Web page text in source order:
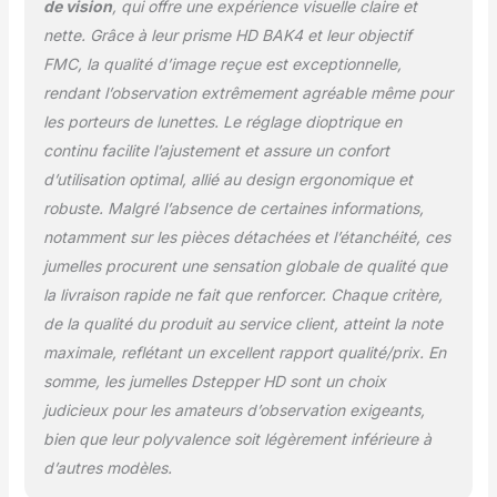
à long terme, convient
également comme verre
de théâtre ou d'opéra.
ROBUSTE &
CONFORTABLE : le
boîtier ergonomique
antidérapant tient bien
dans la main. Design
durable pour une
utilisation en extérieur
la nature, du safaris, du
sport ou de l'astronomie.
SÛR & SATISFAIT :
Birkental est synonyme
satisfaction client.
Profitez de 30 jours de
droit de retour et d'un
de vision, qui offre une expérience visuelle claire et
nette. Grâce à leur prisme HD BAK4 et leur objectif
FMC, la qualité d’image reçue est exceptionnelle,
rendant l’observation extrêmement agréable même pour
les porteurs de lunettes. Le réglage dioptrique en
continu facilite l’ajustement et assure un confort
d’utilisation optimal, allié au design ergonomique et
robuste. Malgré l’absence de certaines informations,
notamment sur les pièces détachées et l’étanchéité, ces
jumelles procurent une sensation globale de qualité que
la livraison rapide ne fait que renforcer. Chaque critère,
de la qualité du produit au service client, atteint la note
maximale, reflétant un excellent rapport qualité/prix. En
somme, les jumelles Dstepper HD sont un choix
judicieux pour les amateurs d’observation exigeants,
bien que leur polyvalence soit légèrement inférieure à
d’autres modèles.